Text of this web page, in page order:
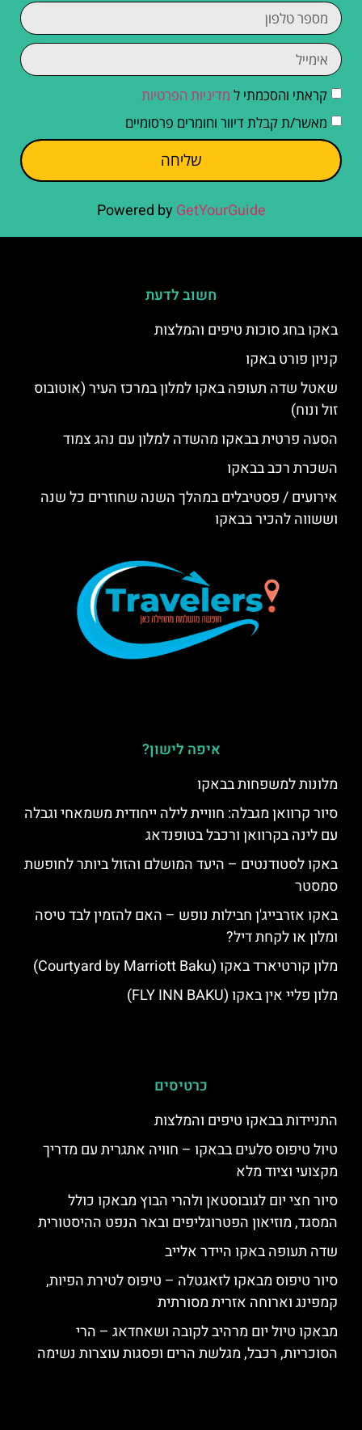
קראתי והסכמתי ל מדיניות הפרטיות
מאשר/ת קבלת דיוור וחומרים פרסומיים
שליחה
Powered by GetYourGuide
חשוב לדעת
באקו בחג סוכות טיפים והמלצות
קניון פורט באקו
שאטל שדה תעופה באקו למלון במרכז העיר (אוטובוס
זול ונוח)
הסעה פרטית בבאקו מהשדה למלון עם נהג צמוד
השכרת רכב בבאקו
אירועים / פסטיבלים במהלך השנה שחוזרים כל שנה
וששווה להכיר בבאקו
איפה לישון?
מלונות למשפחות בבאקו
סיור קרוואן מגבלה: חוויית לילה ייחודית משמאחי וגבלה
עם לינה בקרוואן ורכבל בטופנדאג
באקו לסטודנטים – היעד המושלם והזול ביותר לחופשת
סמסטר
באקו אזרבייג'ן חבילות נופש – האם להזמין לבד טיסה
ומלון או לקחת דיל?
מלון קורטיארד באקו (Courtyard by Marriott Baku)
מלון פליי אין באקו (FLY INN BAKU)
כרטיסים
התניידות בבאקו טיפים והמלצות
טיול טיפוס סלעים בבאקו – חוויה אתגרית עם מדריך
מקצועי וציוד מלא
סיור חצי יום לגובוסטאן ולהרי הבוץ מבאקו כולל
המסגד, מוזיאון הפטרוגליפים ובאר הנפט ההיסטורית
שדה תעופה באקו היידר אלייב
סיור טיפוס מבאקו לזאגטלה – טיפוס לטירת הפיות,
קמפינג וארוחה אזרית מסורתית
מבאקו טיול יום מרהיב לקובה ושאחדאג – הרי
הסוכריות, רכבל, מגלשת הרים ופסגות עוצרות נשימה